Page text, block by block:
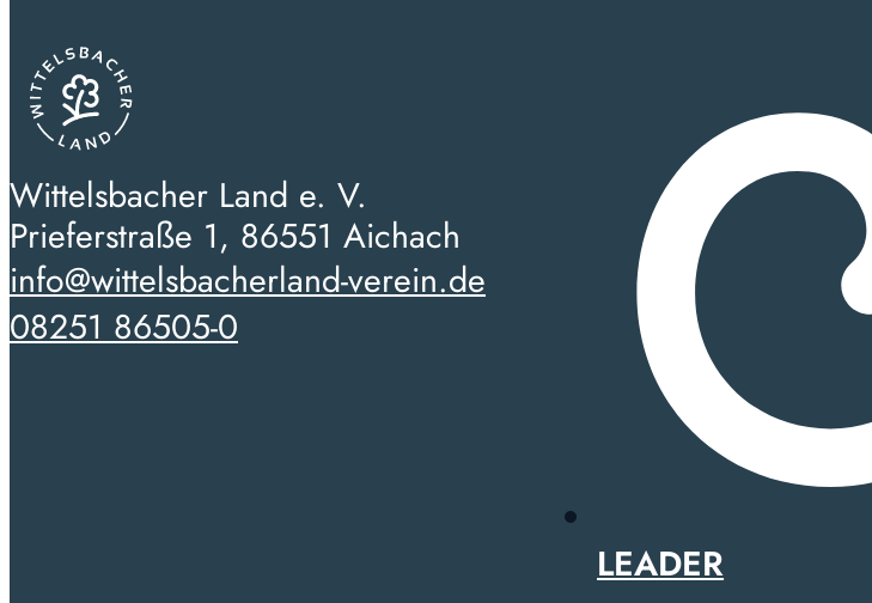
Wittelsbacher Land e. V.
Prieferstraße 1, 86551 Aichach
info@wittelsbacherland-verein.de
08251 86505-0
LEADER